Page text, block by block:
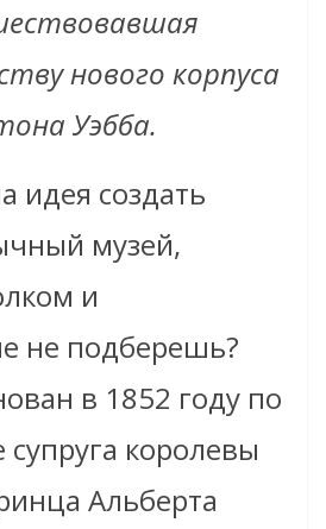
нового корпуса
Уэбба.
идея создать
музей,
и
не подберешь?
в 1852 году по
королевы
Альберта